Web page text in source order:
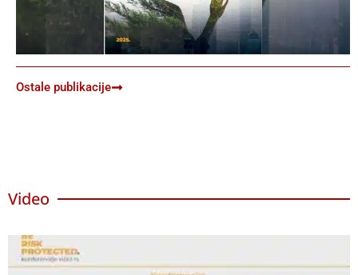
Ostale publikacije
Video